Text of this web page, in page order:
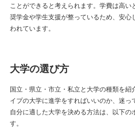
ことができると考えられます。学費は高い
奨学金や学生支援が整っているため、安心
われています。
大学の選び方
国立・県立・市立・私立と大学の種類を紹
イプの大学に進学をすればいいのか、迷っ
自分に適した大学を決める方法は、以下の
す。